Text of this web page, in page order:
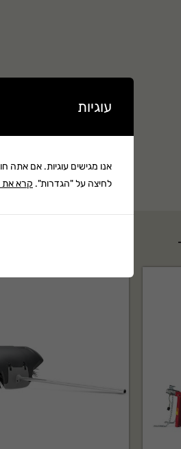
עוגיות
אנו מגישים עוגיות. אם אתה
לחיצה על "הגדרות". קרא את